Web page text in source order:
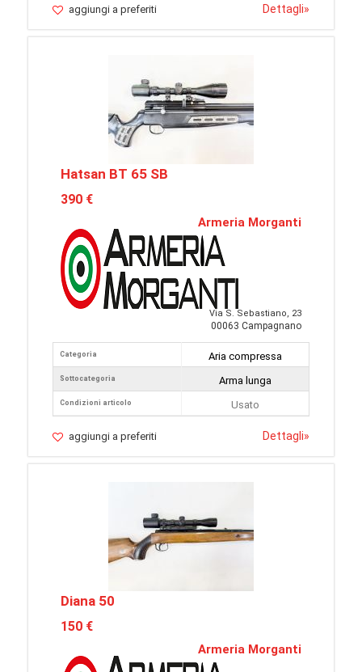
aggiungi a preferiti Dettagli»
Hatsan BT 65 SB
390 €
Armeria Morganti
Via S. Sebastiano, 23
00063 Campagnano
Categoria
Sottocategoria
Condizioni articolo
Aria compressa
Arma lunga
Usato
aggiungi a preferiti Dettagli»
Diana 50
150 €
Armeria Morganti